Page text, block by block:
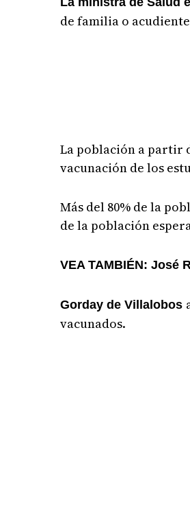
de familia o
La población a partir
vacunación de los
Más del 80% de la
de la población
VEA TAMBIÉN: José
Gorday de Villalobos
vacunados.